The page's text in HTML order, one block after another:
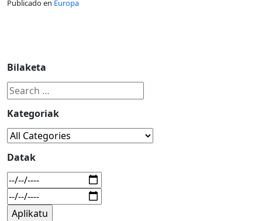
Publicado en Europa
Bilaketa
Kategoriak
Datak